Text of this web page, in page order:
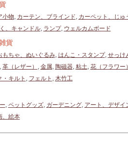
小物, カーテン、ブラインド, カーペット、じゅ
、キャンドル, ランプ, ウェルカムボード
貨
もちゃ、ぬいぐるみ, はんこ・スタンプ, せっけ
, 革（レザー） , 金属, 陶磁器, 粘土, 花（フラワー
・キルト , フェルト , 木竹工
, ペットグッズ, ガーデニング, アート、デザイ
、絵本